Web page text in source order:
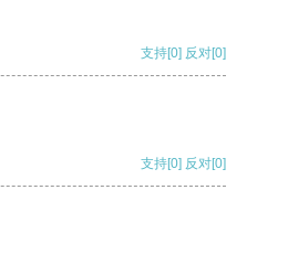
支持[0] 反对[0]
支持[0] 反对[0]